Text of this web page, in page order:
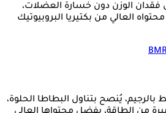
فقدان الوزن دون خسارة العضلات،
العالي من بكتيريا البروبيوتيك
بالرجيم، يُنصح بتناول البطاطا الحلوة،